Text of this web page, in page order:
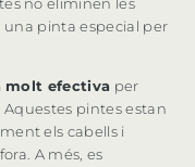
una pinta especial per
molt efectiva per
pintes estan
els cabells i
A més, es